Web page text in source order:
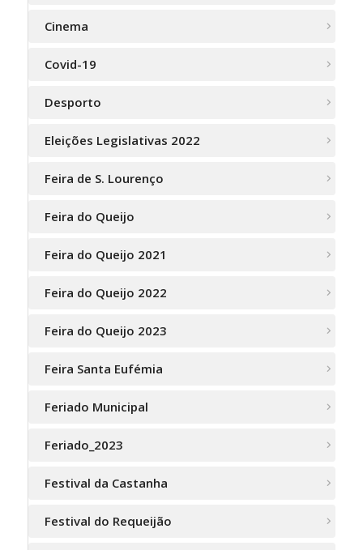
Cinema
Covid-19
Desporto
Eleições Legislativas 2022
Feira de S. Lourenço
Feira do Queijo
Feira do Queijo 2021
Feira do Queijo 2022
Feira do Queijo 2023
Feira Santa Eufémia
Feriado Municipal
Feriado_2023
Festival da Castanha
Festival do Requeijão